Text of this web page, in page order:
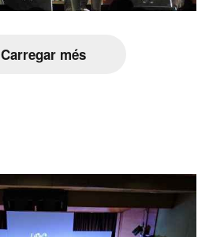
Carregar més